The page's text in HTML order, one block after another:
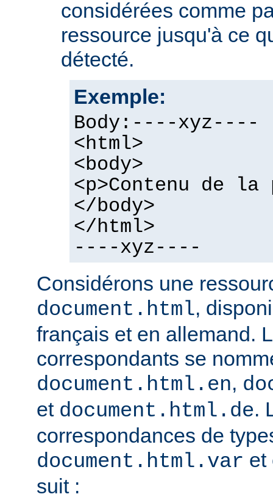
considérées comme
ressource jusqu'à ce
détecté.
Exemple:
Body:----xyz----
<html>
<body>
<p>Contenu de la
</body>
</html>
----xyz----
Considérons une
document.html,
français et en allemand.
correspondants se
document.html.en,
et document.html.de.
correspondances de
document.html.var et
suit :